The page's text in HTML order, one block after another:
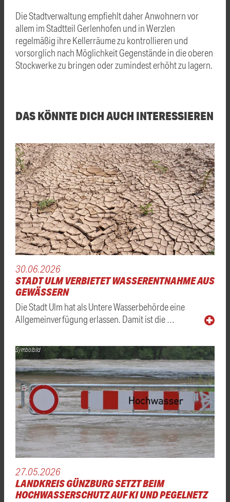
Die Stadtverwaltung empfiehlt daher Anwohnern vor
allem im Stadtteil Gerlenhofen und in Werzlen
regelmäßig ihre Kellerräume zu kontrollieren und
vorsorglich nach Möglichkeit Gegenstände in die oberen
Stockwerke zu bringen oder zumindest erhöht zu lagern.
DAS KÖNNTE DICH AUCH INTERESSIEREN
30.06.2026
STADT ULM VERBIETET WASSERENTNAHME AUS
GEWÄSSERN
Die Stadt Ulm hat als Untere Wasserbehörde eine
Allgemeinverfügung erlassen. Damit ist die …
Symbolbild
27.05.2026
LANDKREIS GÜNZBURG SETZT BEIM
HOCHWASSERSCHUTZ AUF KI UND PEGELNETZ